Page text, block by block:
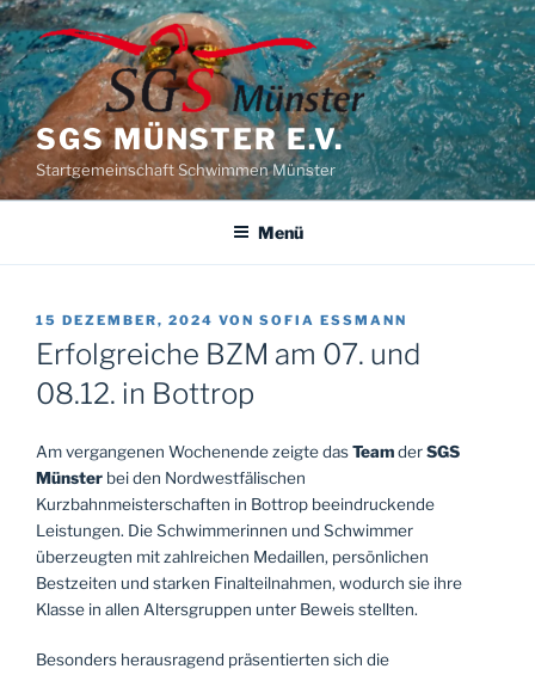
Zum
Inhalt
springen
SGS MÜNSTER E.V.
Startgemeinschaft Schwimmen Münster
Menü
VERÖFFENTLICHT
AM
15 DEZEMBER, 2024 VON SOFIA ESSMANN
Erfolgreiche BZM am 07. und
08.12. in Bottrop
Am vergangenen Wochenende zeigte dasTeamderSGS
Münster bei den Nordwestfälischen
Kurzbahnmeisterschaften in Bottrop beeindruckende
Leistungen. Die Schwimmerinnen und Schwimmer
überzeugten mit zahlreichen Medaillen, persönlichen
Bestzeiten und starken Finalteilnahmen, wodurch sie ihre
Klasse in allen Altersgruppen unter Beweis stellten.
Besonders herausragend präsentierten sich die